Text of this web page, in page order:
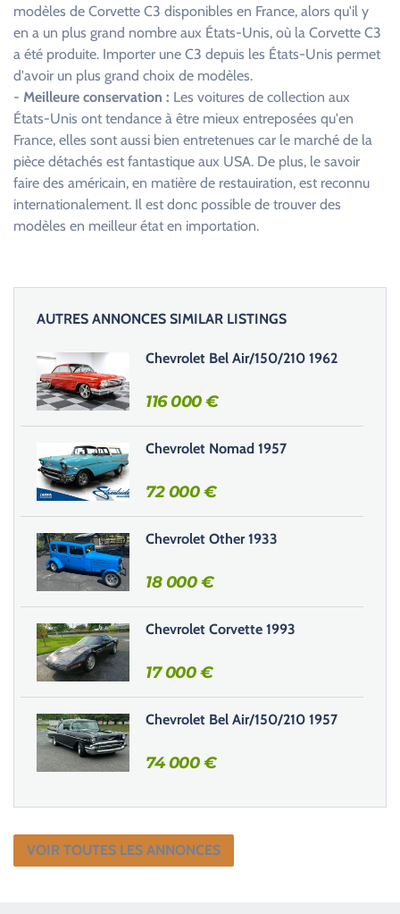
modèles de Corvette C3 disponibles en France, alors qu'il y
en a un plus grand nombre aux États-Unis, où la Corvette C3
a été produite. Importer une C3 depuis les États-Unis permet
d'avoir un plus grand choix de modèles.
- Meilleure conservation : Les voitures de collection aux
États-Unis ont tendance à être mieux entreposées qu'en
France, elles sont aussi bien entretenues car le marché de la
pièce détachés est fantastique aux USA. De plus, le savoir
faire des américain, en matière de restauiration, est reconnu
internationalement. Il est donc possible de trouver des
modèles en meilleur état en importation.
AUTRES ANNONCES SIMILAR LISTINGS
Chevrolet Bel Air/150/210 1962
116 000€
Chevrolet Nomad 1957
72 000€
Chevrolet Other 1933
18 000€
Chevrolet Corvette 1993
17 000€
Chevrolet Bel Air/150/210 1957
74 000€
VOIR TOUTES LES ANNONCES